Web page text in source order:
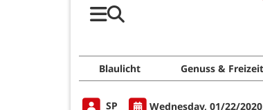
Blaulicht Genuss & Freizeit
SP Wednesday, 01/22/